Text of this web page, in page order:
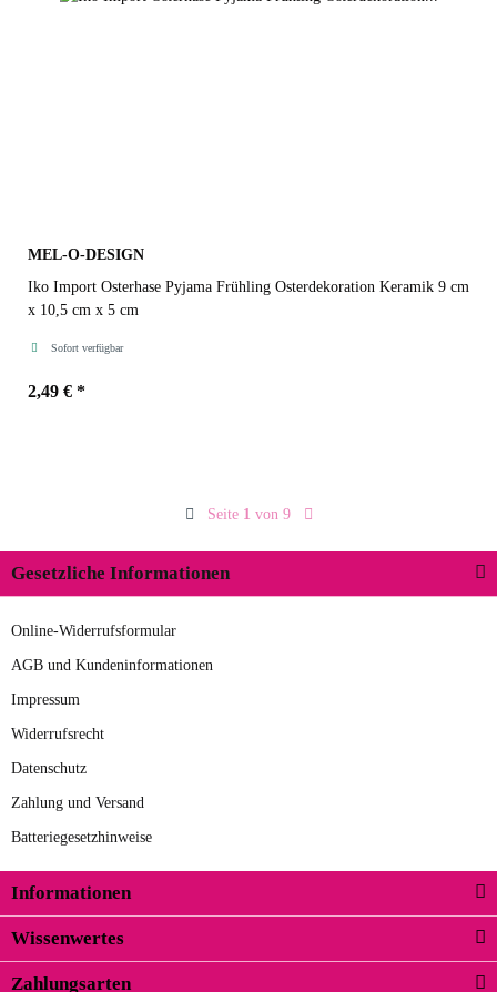
MEL-O-DESIGN
Iko Import Osterhase Pyjama Frühling Osterdekoration Keramik 9 cm
x 10,5 cm x 5 cm
Sofort verfügbar
2,49 € *
Seite 1 von 9
Gesetzliche Informationen
Online-Widerrufsformular
AGB und Kundeninformationen
Impressum
Widerrufsrecht
Datenschutz
Zahlung und Versand
Batteriegesetzhinweise
Informationen
Wissenwertes
Zahlungsarten